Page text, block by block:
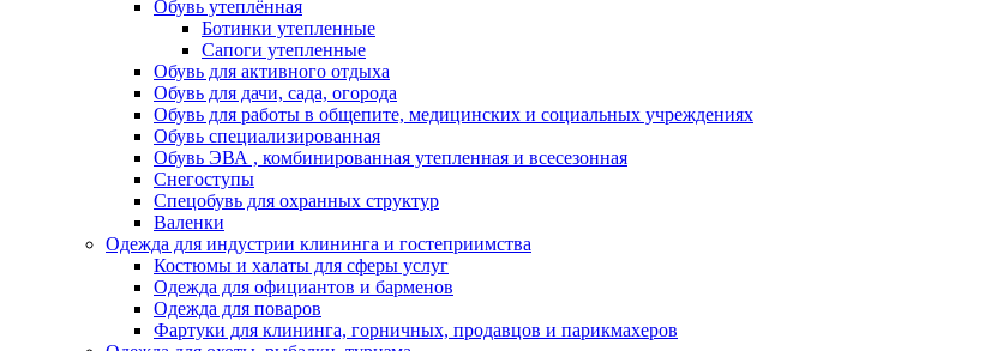
Обувь утеплённая
Ботинки утепленные
Сапоги утепленные
Обувь для активного отдыха
Обувь для дачи, сада, огорода
Обувь для работы в общепите, медицинских и социальных учреждениях
Обувь специализированная
Обувь ЭВА , комбинированная утепленная и всесезонная
Снегоступы
Спецобувь для охранных структур
Валенки
Одежда для индустрии клининга и гостеприимства
Костюмы и халаты для сферы услуг
Одежда для официантов и барменов
Одежда для поваров
Фартуки для клининга, горничных, продавцов и парикмахеров